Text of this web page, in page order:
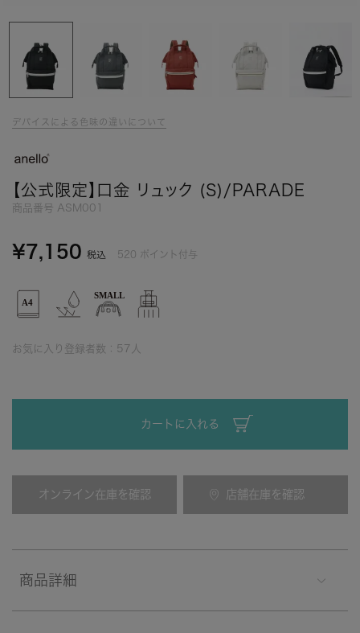
デバイスによる色味の違いについて
【公式限定】口金 リュック (S)/PARADE
商品番号 ASM001
¥7,150 税込 520 ポイント付与
お気に入り登録者数： 57 人
カートに入れる
オンライン在庫を確認 店舗在庫を確認
商品詳細